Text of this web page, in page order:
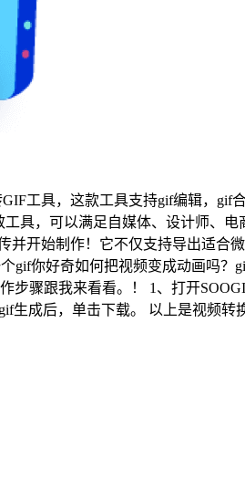
工具，这款工具支持gif编辑，
具，可以满足自媒体、设计师、
开始制作！它不仅支持导出适合
gif你好奇如何把视频变成动画吗
步骤跟我来看看。！ 1、打开
生成后，单击下载。 以上是视频